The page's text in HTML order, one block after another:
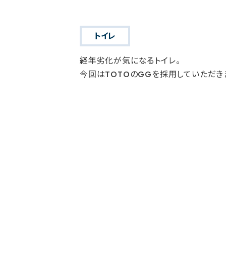
トイレ
経年劣化が気になるトイレ。
今回はTOTOのGGを採用していただき